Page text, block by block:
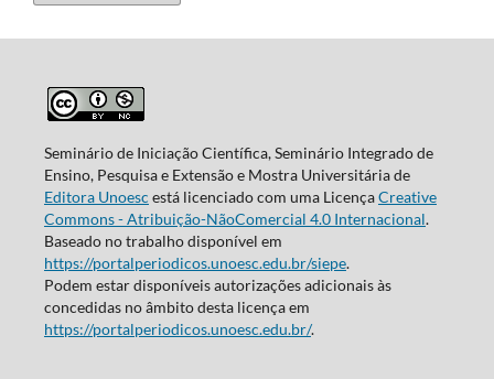
Seminário de Iniciação Científica, Seminário Integrado de
Ensino, Pesquisa e Extensão e Mostra Universitária de
Editora Unoesc está licenciado com uma LicençaCreative
Commons - Atribuição-NãoComercial 4.0 Internacional.
Baseado no trabalho disponível em
https://portalperiodicos.unoesc.edu.br/siepe.
Podem estar disponíveis autorizações adicionais às
concedidas no âmbito desta licença em
https://portalperiodicos.unoesc.edu.br/.